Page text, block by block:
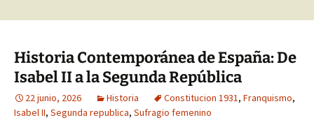
Historia Contemporánea de España: De
Isabel II a la Segunda República
22 junio, 2026 Historia Constitucion 1931, Franquismo,
Isabel II, Segunda republica, Sufragio femenino